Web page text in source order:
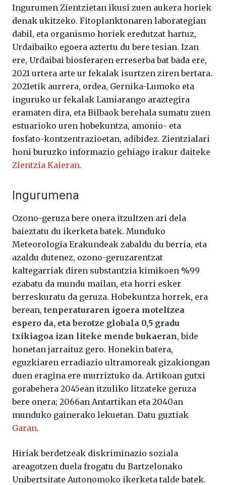
Ingurumen Zientzietan ikusi zuen aukera horiek
denak ukitzeko. Fitoplanktonaren laborategian
dabil, eta organismo horiek eredutzat hartuz,
Urdaibaiko egoera aztertu du bere tesian. Izan
ere, Urdaibai biosferaren erreserba bat bada ere,
2021 urtera arte ur fekalak isurtzen ziren bertara.
2021etik aurrera, ordea, Gernika-Lumoko eta
inguruko ur fekalak Lamiarango araztegira
eramaten dira, eta Bilbaok berehala sumatu zuen
estuarioko uren hobekuntza, amonio- eta
fosfato-kontzentrazioetan, adibidez. Zientzialari
honi buruzko informazio gehiago irakur daiteke
Zientzia Kaieran.
Ingurumena
Ozono-geruza bere onera itzultzen ari dela
baieztatu du ikerketa batek. Munduko
Meteorologia Erakundeak zabaldu du berria, eta
azaldu dutenez, ozono-geruzarentzat
kaltegarriak diren substantzia kimikoen %99
ezabatu da mundu mailan, eta horri esker
berreskuratu da geruza. Hobekuntza horrek, era
berean, tenperaturaren igoera moteltzea
espero da, eta berotze globala 0,5 gradu
txikiagoa izan liteke mende bukaeran, bide
honetan jarraituz gero. Honekin batera,
eguzkiaren erradiazio ultramoreak gizakiongan
duen eragina ere murriztuko da. Artikoan gutxi
gorabehera 2045ean itzuliko litzateke geruza
bere onera; 2066an Antartikan eta 2040an
munduko gainerako lekuetan. Datu guztiak
Garan.
Hiriak berdetzeak diskriminazio soziala
areagotzen duela frogatu du Bartzelonako
Unibertsitate Autonomoko ikerketa talde batek.